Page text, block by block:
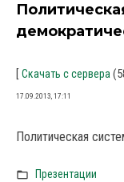
[Скачать с сервера
17.09.2013, 17:11
Политическая
Презентации